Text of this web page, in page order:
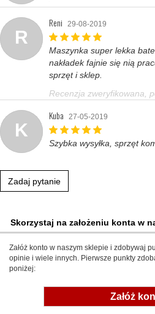
R
Reni 29-08-2019
Maszynka super lekka
nakładek fajnie się nią
sprzęt i sklep.
Recenzja zweryfikowana,
K
Kuba 27-05-2019
Szybka wysyłka, sprzęt
Zadaj pytanie
Skorzystaj na założeniu konta w
Załóż konto w naszym sklepie i zdobywaj
opinie i wiele innych. Pierwsze punkty
poniżej:
Załóż